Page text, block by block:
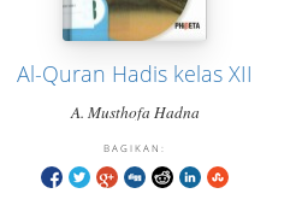
Al-Quran Hadis kelas XII
A. Musthofa Hadna
BAGIKAN: